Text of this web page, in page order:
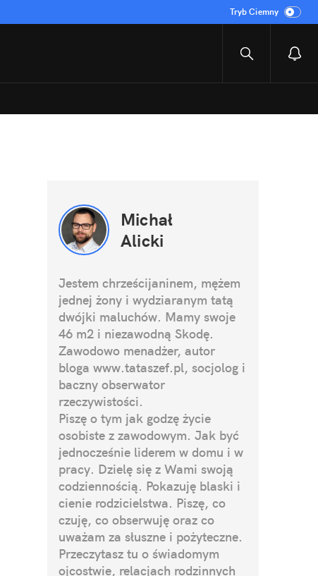
Tryb Ciemny
Michał
Alicki
Jestem chrześcijaninem, mężem
jednej żony i wydziaranym tatą
dwójki maluchów. Mamy swoje
46 m2 i niezawodną Skodę.
Zawodowo menadżer, autor
bloga www.tataszef.pl, socjolog i
baczny obserwator
rzeczywistości.
Piszę o tym jak godzę życie
osobiste z zawodowym. Jak być
jednocześnie liderem w domu i w
pracy. Dzielę się z Wami swoją
codziennością. Pokazuję blaski i
cienie rodzicielstwa. Piszę, co
czuję, co obserwuję oraz co
uważam za słuszne i pożyteczne.
Przeczytasz tu o świadomym
ojcostwie, relacjach rodzinnych